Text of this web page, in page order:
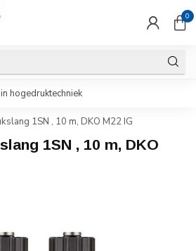
0
hogedruktechniek
1SN , 10 m, DKO M22 IG
1SN , 10 m, DKO